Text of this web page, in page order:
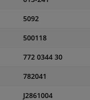
5092
500118
772 0344 30
782041
J2861004